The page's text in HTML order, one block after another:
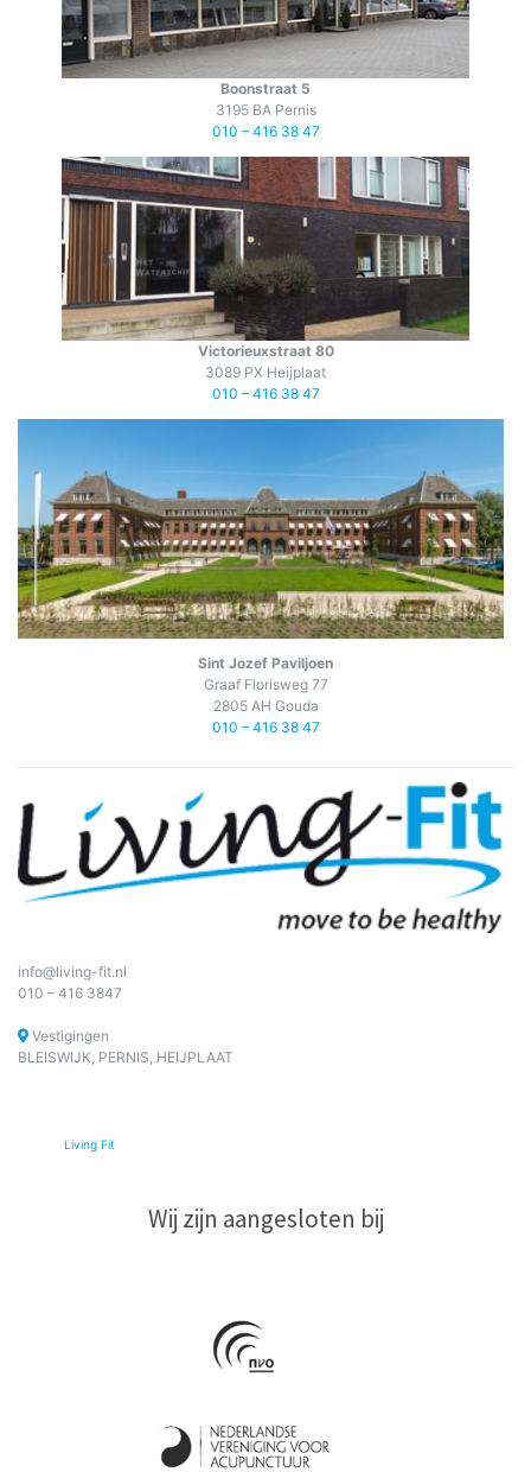
Boonstraat 5
3195 BA Pernis
010 – 416 38 47
Victorieuxstraat 80
3089 PX Heijplaat
010 – 416 38 47
Sint Jozef Paviljoen
Graaf Florisweg 77
2805 AH Gouda
010 – 416 38 47
info@living-fit.nl
010 – 416 3847
Vestigingen
BLEISWIJK, PERNIS, HEIJPLAAT
Living Fit
Wij zijn aangesloten bij